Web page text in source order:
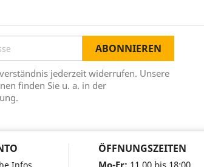
jederzeit widerrufen. Unsere
finden Sie u. a. in der
ÖFFNUNGSZEITEN
Mo-Fr: 11.00 bis 18:00